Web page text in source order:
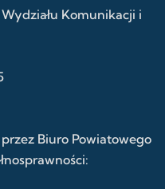
Komunikacji i
Biuro Powiatowego